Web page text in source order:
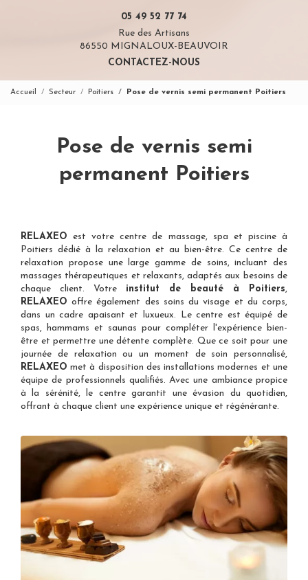
05 49 52 77 74
Rue des Artisans
86550 MIGNALOUX-BEAUVOIR
CONTACTEZ-NOUS
Accueil Secteur Poitiers Pose de vernis semi permanent Poitiers
Pose de vernis semi
permanent Poitiers
RELAXEO est votrecentre de massage, spa et piscine à
Poitiers dédié à la relaxation et au bien-être. Ce centre de
relaxation propose une large gamme de soins, incluant des
massages thérapeutiques et relaxants, adaptés aux besoins de
chaque client. Votre institut de beauté à Poitiers,
RELAXEO offre également des soins du visage et du corps,
dans un cadre apaisant et luxueux. Le centre est équipé de
spas, hammams et saunas pour compléter l'expérience bien-
être et permettre une détente complète. Que ce soit pour une
journée de relaxation ou un moment de soin personnalisé,
RELAXEO met à disposition des installations modernes et une
équipe de professionnels qualifiés. Avec une ambiance propice
à la sérénité, le centre garantit une évasion du quotidien,
offrant à chaque client une expérience unique et régénérante.